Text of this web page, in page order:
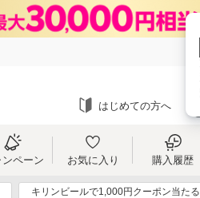
はじめての方へ
ンペーン お気に入り 購入履歴
キリンビールで1,000円クーポン当たる